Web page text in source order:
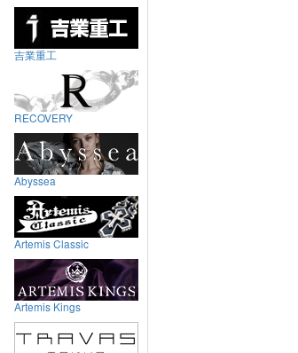
吉業重工
RECOVERY
Abyssea
Artemis Classic
Artemis Kings